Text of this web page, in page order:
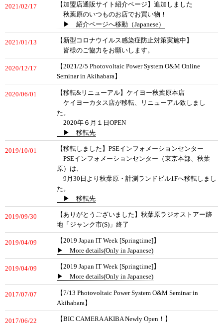
2021/02/17
【加盟店通販サイト紹介ページ】追加しました
秋葉原のいつものお店でお買い物！
▶ 紹介ページへ移動（Japanese）
2021/01/13
【新型コロナウイルス感染症防止対策実施中】
皆様のご協力をお願いします。
2020/12/17
【2021/2/5 Photovoltaic Power System O&M Online
Seminar in Akihabara】
2020/06/01
【移転&リニューアル】ケイヨー秋葉原本店
ケイヨーカタス店が移転、リニューアル致しまし
た。
2020年６月１日OPEN
▶ 移転先
2019/10/01
【移転しました】PSEインフォメーションセンター
PSEインフォメーションセンター（東京本部、秋葉
原）は、
9月30日より秋葉原・計測ランドビル1Fへ移転しまし
た。
▶ 移転先
2019/09/30
【ありがとうございました】秋葉原ラジオストアー跡
地「ジャンク市(S)」終了
2019/04/09
【2019 Japan IT Week [Springtime]】
▶ More details(Only in Japanese)
2019/04/09
【2019 Japan IT Week [Springtime]】
▶ More details(Only in Japanese)
2017/07/07
【7/13 Photovoltaic Power System O&M Seminar in
Akihabara】
2017/06/22 【BIC CAMERA AKIBA Newly Open！】